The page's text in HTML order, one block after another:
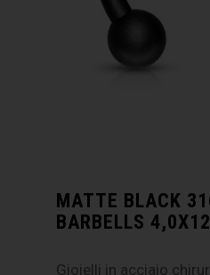
MATTE BLACK
BARBELLS
Gioielli in acciaio